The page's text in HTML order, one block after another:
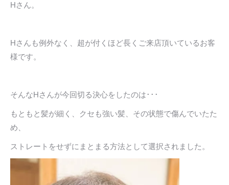
Hさん。
Hさんも例外なく、超が付くほど長くご来店頂いているお客
様です。
そんなHさんが今回切る決心をしたのは･･･
もともと髪が細く、クセも強い髪、その状態で傷んでいたた
め、
ストレートをせずにまとまる方法として選択されました。